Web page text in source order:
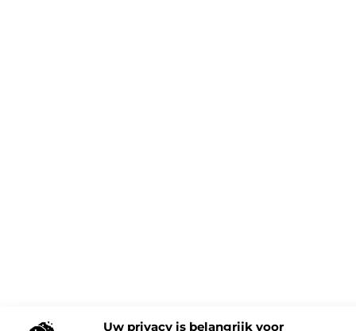
Uw privacy is belangrijk voor